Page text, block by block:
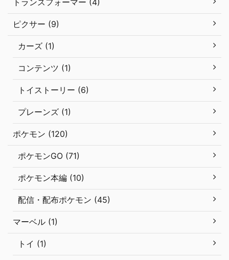
トランスフォーマー (4)
ピクサー (9)
カーズ (1)
コンテンツ (1)
トイストーリー (6)
プレーンズ (1)
ポケモン (120)
ポケモンGO (71)
ポケモン本編 (10)
配信・配布ポケモン (45)
マーベル (1)
トイ (1)